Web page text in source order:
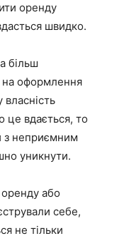
оренду
швидко.
більш
на оформлення
це вдається, то
з неприємним
уникнути.
або
себе,
не тільки